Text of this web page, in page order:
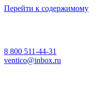
Перейти к содержимому
8 800 511-44-31
ventico@inbox.ru